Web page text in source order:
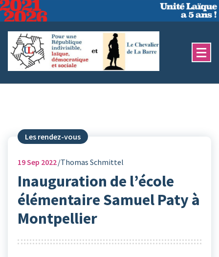
Aller
au
contenu
Les rendez-vous
19Sep 2022 Thomas Schmittel
Inauguration de l’école
élémentaire Samuel Paty à
Montpellier